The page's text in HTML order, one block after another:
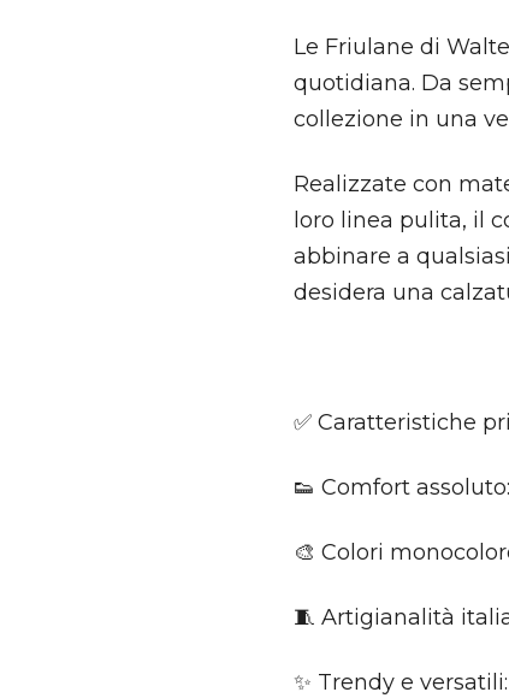
Le Friulane di
quotidiana. Da
collezione in una
Realizzate con
loro linea pulita, il
abbinare a
desidera una
✅ Caratteristiche
👟 Comfort
🎨 Colori
🧵 Artigianalità
✨ Trendy e